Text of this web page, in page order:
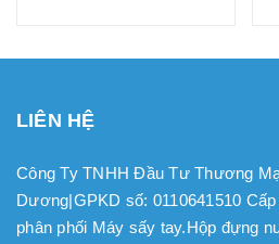
LIÊN HỆ
Công Ty TNHH Đầu Tư Thương
Dương|GPKD số: 0110641510
phân phối Máy sấy tay.Hộp đựng